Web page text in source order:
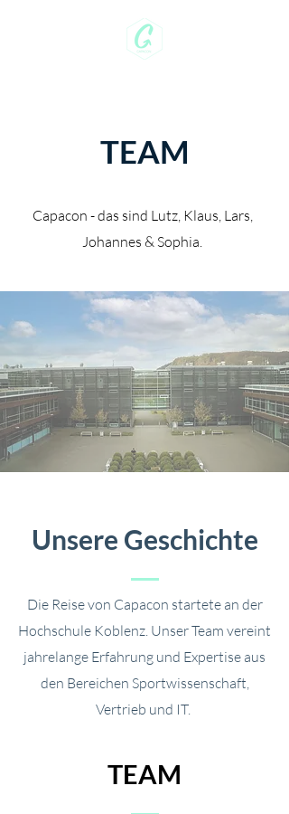
TEAM
Capacon - das sind Lutz, Klaus, Lars,
Johannes & Sophia.
Unsere Geschichte
Die Reise von Capacon startete an der
Hochschule Koblenz. Unser Team vereint
jahrelange Erfahrung und Expertise aus
den Bereichen Sportwissenschaft,
Vertrieb und IT.
TEAM